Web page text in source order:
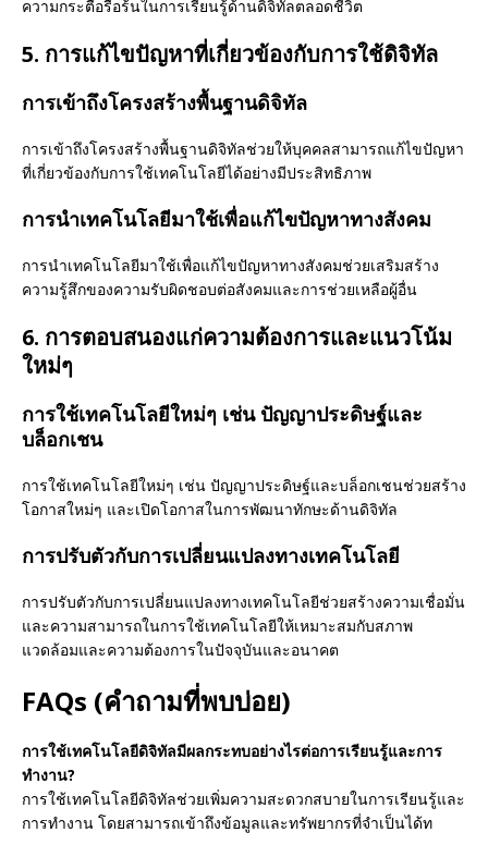
ความกระตือรือร้นในการเรียนรู้ด้านดิจิทัลตลอดชีวิต
5. การแก้ไขปัญหาที่เกี่ยวข้องกับการใช้ดิจิทัล
การเข้าถึงโครงสร้างพื้นฐานดิจิทัล
การเข้าถึงโครงสร้างพื้นฐานดิจิทัลช่วยให้บุคคลสามารถแก้ไขปัญหา
ที่เกี่ยวข้องกับการใช้เทคโนโลยีได้อย่างมีประสิทธิภาพ
การนำเทคโนโลยีมาใช้เพื่อแก้ไขปัญหาทางสังคม
การนำเทคโนโลยีมาใช้เพื่อแก้ไขปัญหาทางสังคมช่วยเสริมสร้าง
ความรู้สึกของความรับผิดชอบต่อสังคมและการช่วยเหลือผู้อื่น
6. การตอบสนองแก่ความต้องการและแนวโน้ม
ใหม่ๆ
การใช้เทคโนโลยีใหม่ๆ เช่น ปัญญาประดิษฐ์และ
บล็อกเชน
การใช้เทคโนโลยีใหม่ๆ เช่น ปัญญาประดิษฐ์และบล็อกเชนช่วยสร้าง
โอกาสใหม่ๆ และเปิดโอกาสในการพัฒนาทักษะด้านดิจิทัล
การปรับตัวกับการเปลี่ยนแปลงทางเทคโนโลยี
การปรับตัวกับการเปลี่ยนแปลงทางเทคโนโลยีช่วยสร้างความเชื่อมั่น
และความสามารถในการใช้เทคโนโลยีให้เหมาะสมกับสภาพ
แวดล้อมและความต้องการในปัจจุบันและอนาคต
FAQs (คำถามที่พบบ่อย)
การใช้เทคโนโลยีดิจิทัลมีผลกระทบอย่างไรต่อการเรียนรู้และการ
ทำงาน?
การใช้เทคโนโลยีดิจิทัลช่วยเพิ่มความสะดวกสบายในการเรียนรู้และ
การทำงาน โดยสามารถเข้าถึงข้อมูลและทรัพยากรที่จำเป็นได้ท